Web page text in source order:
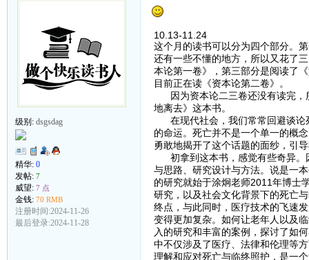
级别: dsgsdag
精华: 0
发帖: 7
威望: 7 点
金钱: 70 RMB
注册时间:2024-11-26
最后登录:2024-11-28
10.13-11.24
这个月的读书可以分为四个部分。
还有一些不懂的地方，所以又花了
本论第一卷》，第三部分是阅读了
目前正在读《资本论第二卷》。
因为资本论二三卷还没有读完，
地离去》这本书。
在现代社会，我们常常回避谈论
的命运。死亡并不是一个单一的概
勇敢地揭开了这个话题的面纱，引
初拿到这本书，感觉有些奇异。
与思路、研究设计与方法。说是一
的研究就始于涂炯老师2011年博士
研究，以及社会文化背景下的死亡
终点，与此同时，医疗技术的飞速
变得更加复杂。如何让老年人以及
入的研究和丰富的案例，探讨了如
中不仅涉及了医疗、法律和伦理等
理解和应对死亡与临终照护，是一